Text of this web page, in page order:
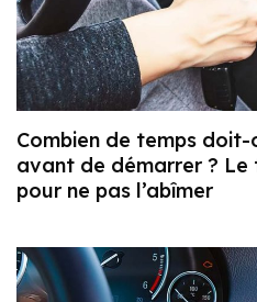
Combien de temps
avant de démarrer ? Le
pour ne pas l’abîmer